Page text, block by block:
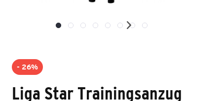
- 26%
Liga Star Trainingsanzug